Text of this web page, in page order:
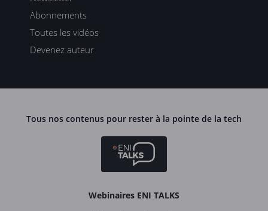
Abonnements
Toutes les vidéos
Devenez auteur
Tous nos contenus pour rester à la pointe de la tech
Webinaires ENI TALKS